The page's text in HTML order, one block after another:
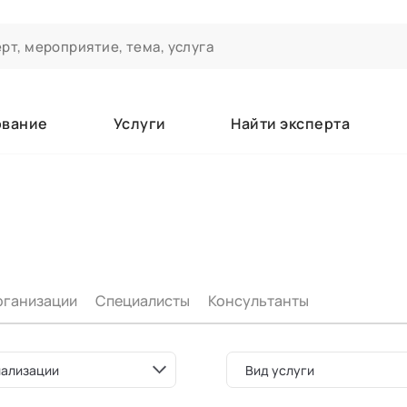
Услуги Найти эксперта
Специалисты Консультанты
Вид услуги
вы зачисляетесь/уже зачислены в качестве